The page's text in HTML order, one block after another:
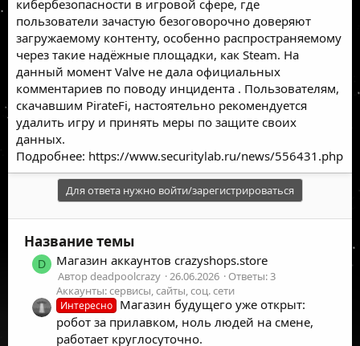
кибербезопасности в игровой сфере, где
пользователи зачастую безоговорочно доверяют
загружаемому контенту, особенно распространяемому
через такие надёжные площадки, как Steam. На
данный момент Valve не дала официальных
комментариев по поводу инцидента . Пользователям,
скачавшим PirateFi, настоятельно рекомендуется
удалить игру и принять меры по защите своих
данных.
Подробнее: https://www.securitylab.ru/news/556431.php
Для ответа нужно войти/зарегистрироваться
Название темы
D Магазин аккаунтов crazyshops.store
Автор deadpoolcrazy 26.06.2026
Ответы: 3
Аккаунты: сервисы, сайты, соц. сети
Интересно Магазин будущего уже открыт:
робот за прилавком, ноль людей на смене,
работает круглосуточно.